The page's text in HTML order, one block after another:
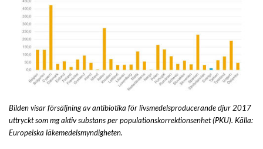
Bilden visar försäljning av antibiotika för livsmedelsproducerande djur 2017
uttryckt som mg aktiv substans per populationskorrektionsenhet (PKU). Källa:
Europeiska läkemedelsmyndigheten.